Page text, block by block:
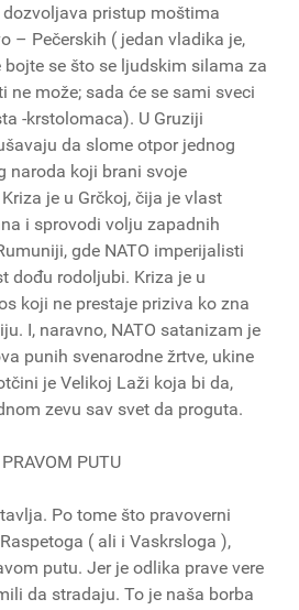
dozvoljava pristup moštima
– Pečerskih ( jedan vladika je,
se što se ljudskim silama za
ne može; sada će se sami sveci
-krstolomaca). U Gruziji
da slome otpor jednog
naroda koji brani svoje
je u Grčkoj, čija je vlast
i sprovodi volju zapadnih
gde NATO imperijalisti
dođu rodoljubi. Kriza je u
koji ne prestaje priziva ko zna
I, naravno, NATO satanizam je
punih svenarodne žrtve, ukine
je Velikoj Laži koja bi da,
zevu sav svet da proguta.
PUTU
Po tome što pravoverni
( ali i Vaskrsloga ),
putu. Jer je odlika prave vere
da stradaju. To je naša borba